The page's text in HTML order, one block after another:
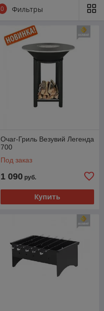
0 Фильтры
Очаг-Гриль Везувий Легенда
700
Под заказ
1 090 руб.
Купить